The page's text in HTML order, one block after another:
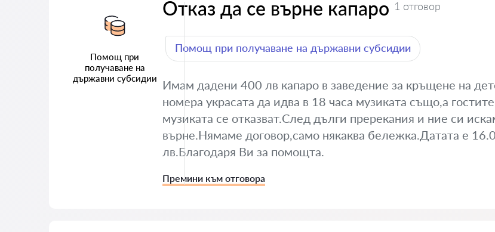
Помощ при
получаване на
държавни субсидии
Отказ да се върне капаро 1 отговор
Помощ при получаване на държавни субсидии
Имам дадени 400 лв капаро в заведение за кръщене на
номера украсата да идва в 18 часа музиката също,а
музиката се отказват.След дълги пререкания и ние си
върне.Нямаме договор,само някаква бележка.Датата е
лв.Благодаря Ви за помощта.
Премини към отговора